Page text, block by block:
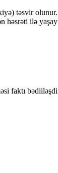
təsvir
həsrəti ilə
faktı